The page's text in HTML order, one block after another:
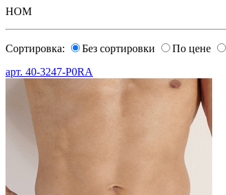
HOM
Сортировка: Без сортировки По цене
арт. 40-3247-P0RA